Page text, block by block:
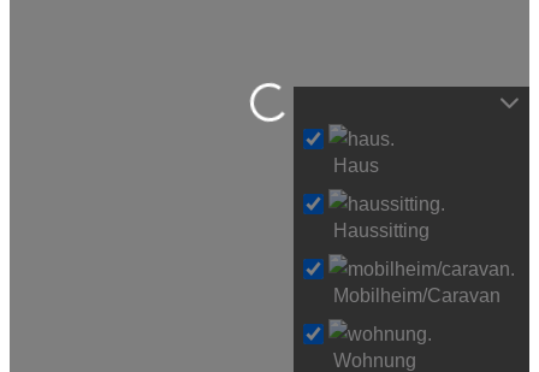
Wird geladen … Haus
Haussitting
Mobilheim/Caravan
Wohnung